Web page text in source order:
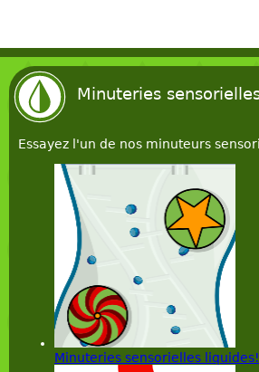
Minuteries
Essayez l'un de nos minuteurs
Minuteries sensorielles liquides!